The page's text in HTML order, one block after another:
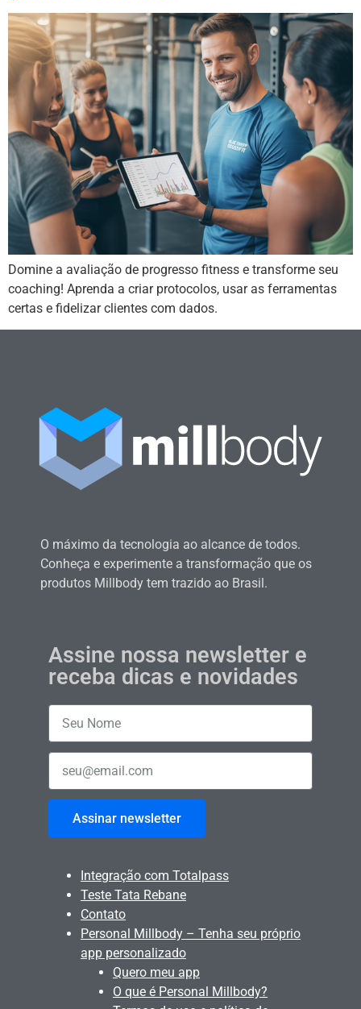
Domine a avaliação de progresso fitness e transforme seu
coaching! Aprenda a criar protocolos, usar as ferramentas
certas e fidelizar clientes com dados.
O máximo da tecnologia ao alcance de todos.
Conheça e experimente a transformação que os
produtos Millbody tem trazido ao Brasil.
Assine nossa newsletter e
receba dicas e novidades
Assinar newsletter
Integração com Totalpass
Teste Tata Rebane
Contato
Personal Millbody – Tenha seu próprio
app personalizado
Quero meu app
O que é Personal Millbody?